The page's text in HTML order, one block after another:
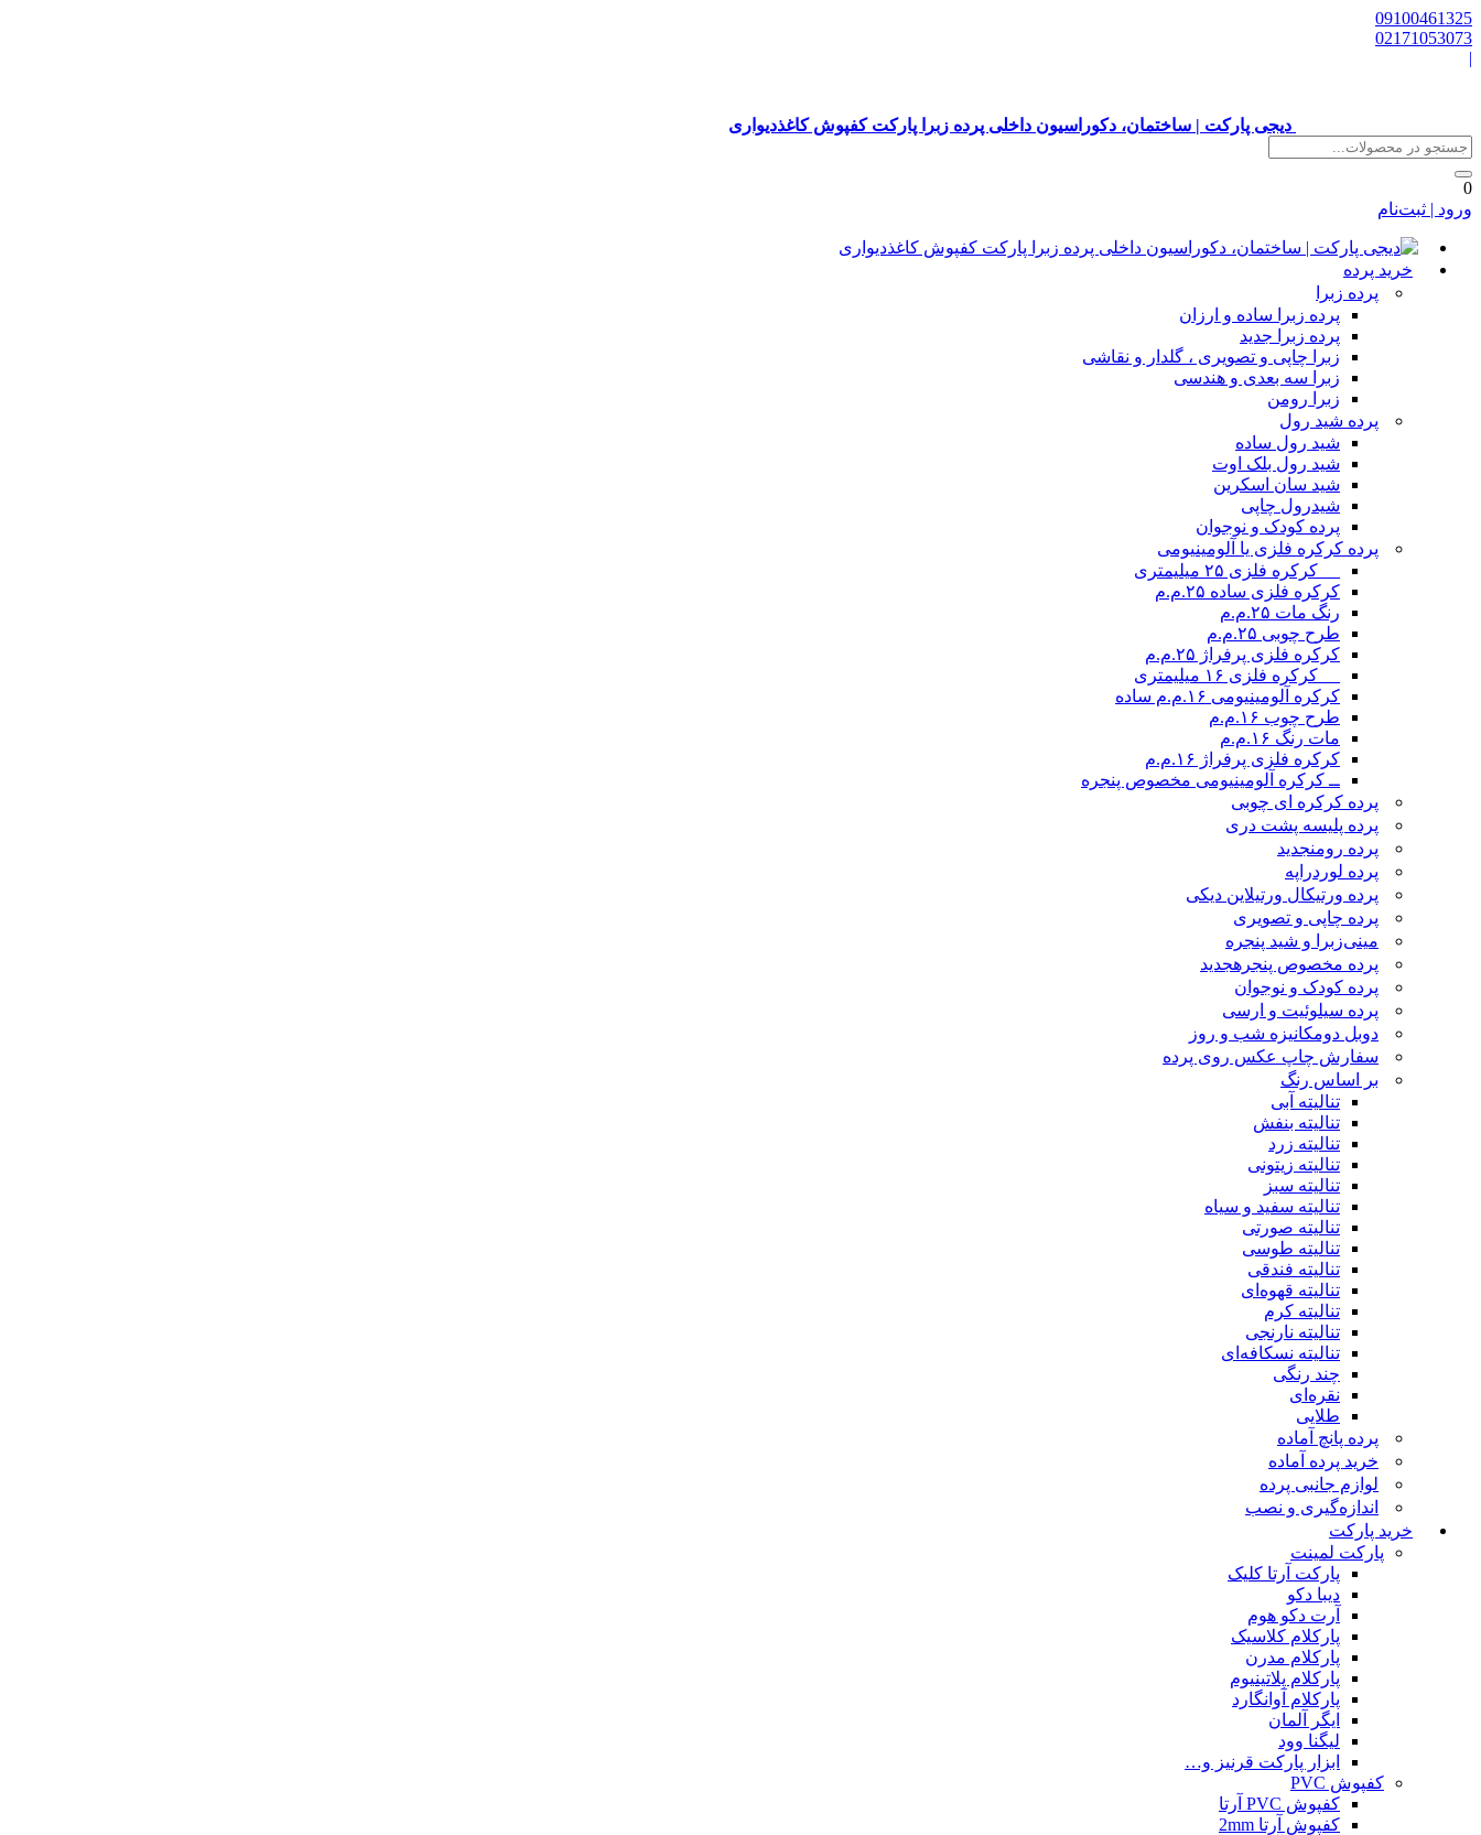
09100461325
02171053073
|
دیجی پارکت | ساختمان، دکوراسیون داخلی پرده زبرا پارکت کفپوش کاغذدیواری
0
ورود | ثبت‌نام
خرید پرده
پرده زبرا
پرده زبرا ساده و ارزان
پرده زبرا جدید
زبرا چاپی و تصویری ، گلدار و نقاشی
زبرا سه بعدی و هندسی
زبرا رومن
پرده شید رول
شید رول ساده
شید رول بلک اوت
شید سان اسکرین
شیدرول چاپی
پرده کودک و نوجوان
پرده کرکره فلزی یا آلومینیومی
__ کرکره فلزی ۲۵ میلیمتری
کرکره فلزی ساده ۲۵.م.م
رنگ مات ۲۵.م.م
طرح چوبی ۲۵.م.م
کرکره فلزی پرفراژ ۲۵.م.م
__ کرکره فلزی ۱۶ میلیمتری
کرکره آلومینیومی ۱۶.م.م ساده
طرح چوب ۱۶.م.م
مات رنگ ۱۶.م.م
کرکره فلزی پرفراژ ۱۶.م.م
ــ کرکره آلومینیومی مخصوص پنجره
پرده کرکره ای چوبی
پرده پلیسه پشت دری
پرده رومنجدید
پرده لوردراپه
پرده ورتیکال ورتیلاین دیکی
پرده چاپی و تصویری
مینی‌زبرا و شید پنجره
پرده مخصوص پنجرهجدید
پرده کودک و نوجوان
پرده سیلوئیت و ارسی
دوبل دومکانیزه شب و روز
سفارش چاپ عکس روی پرده
بر اساس رنگ
تنالیته آبی
تنالیته بنفش
تنالیته زرد
تنالیته زیتونی
تنالیته سبز
تنالیته سفید و سیاه
تنالیته صورتی
تنالیته طوسی
تنالیته فندقی
تنالیته قهوه‌ای
تنالیته کرم
تنالیته نارنجی
تنالیته نسکافه‌ای
چند رنگی
نقره‌ای
طلایی
پرده پانچ آماده
خرید پرده آماده
لوازم جانبی پرده
اندازه‌گیری و نصب
خرید پارکت
پارکت لمینت
پارکت آرتا کلیک
دیبا دکو
آرت دکو هوم
پارکلام کلاسیک
پارکلام مدرن
پارکلام پلاتینیوم
پارکلام آوانگارد
ایگر آلمان
لیگنا وود
ابزار پارکت قرنیز و…
کفپوش PVC
کفپوش PVC آرتا
کفپوش آرتا 2mm